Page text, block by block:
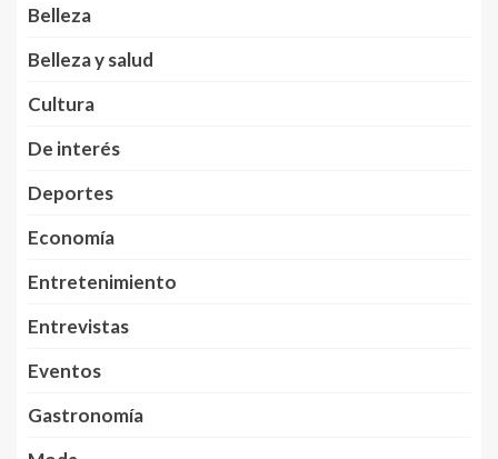
Belleza
Belleza y salud
Cultura
De interés
Deportes
Economía
Entretenimiento
Entrevistas
Eventos
Gastronomía